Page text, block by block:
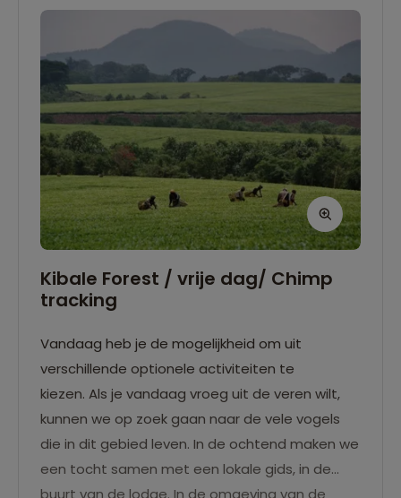
Kibale Forest / vrije dag/ Chimp
tracking
Vandaag heb je de mogelijkheid om uit
verschillende optionele activiteiten te
kiezen. Als je vandaag vroeg uit de veren wilt,
kunnen we op zoek gaan naar de vele vogels
die in dit gebied leven. In de ochtend maken we
een tocht samen met een lokale gids, in de
buurt van de lodge. In de omgeving van de